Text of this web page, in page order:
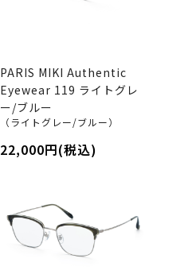
PARIS MIKI Authentic
Eyewear 119 ライトグレ
ー/ブルー
（ライトグレー/ブルー）
22,000円(税込)